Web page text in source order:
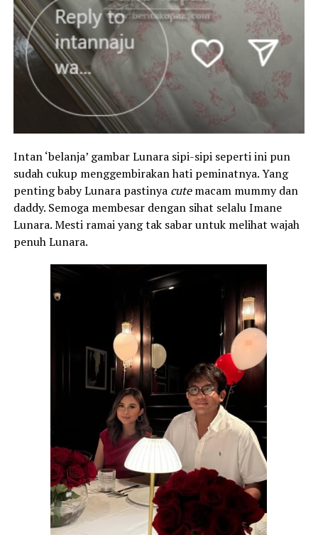
Intan ‘belanja’ gambar Lunara sipi-sipi seperti ini pun
sudah cukup menggembirakan hati peminatnya. Yang
penting baby Lunara pastinya cutemacam mummy dan
daddy. Semoga membesar dengan sihat selalu Imane
Lunara. Mesti ramai yang tak sabar untuk melihat wajah
penuh Lunara.